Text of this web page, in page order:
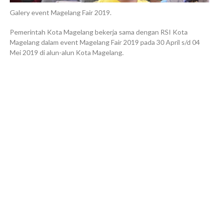
Galery event Magelang Fair 2019.
Pemerintah Kota Magelang bekerja sama dengan RSI Kota
Magelang dalam event Magelang Fair 2019 pada 30 April s/d 04
Mei 2019 di alun-alun Kota Magelang.